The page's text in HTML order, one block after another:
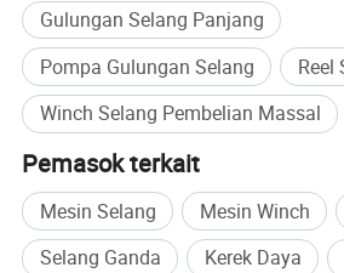
Gulungan Selang Panjang
Pompa Gulungan Selang
Reel
Winch Selang Pembelian Massal
Pemasok terkait
Mesin Selang Mesin Winch
Selang Ganda
Kerek Daya